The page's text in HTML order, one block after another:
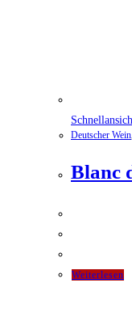
Deutscher Wein
Blanc
Weiterlesen